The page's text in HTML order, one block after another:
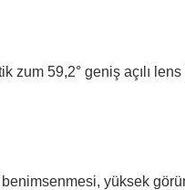
zum 59,2° geniş açılı
yüksek